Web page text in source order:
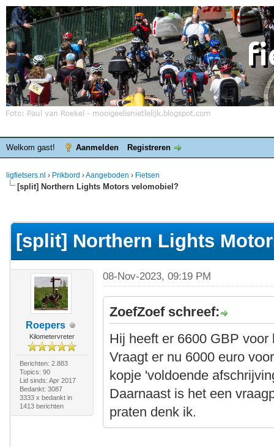
Welkom gast! Aanmelden Registreren
ligfietsers.nl › Prikbord ›Aangeboden › Fietsen
[split] Northern Lights Motors velomobiel?
[split] Northern Lights
Roepers
Kilometervreter
Berichten: 2.883
Topics: 90
Lid sinds: Apr 2017
Bedankt: 3087
3333 x bedankt in
1413 berichten
08-Nov-2023, 09:19 PM
ZoefZoef schreef:
Hij heeft er 6600 GBP
Vraagt er nu 6000 euro
kopje 'voldoende
Daarnaast is het een
praten denk ik.